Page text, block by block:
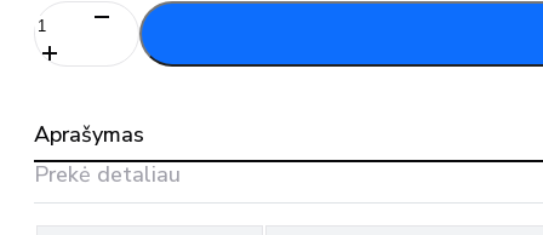
produkto
kiekis:
Kietojo
varžtas
PH2,
Aprašymas
Prekė detaliau